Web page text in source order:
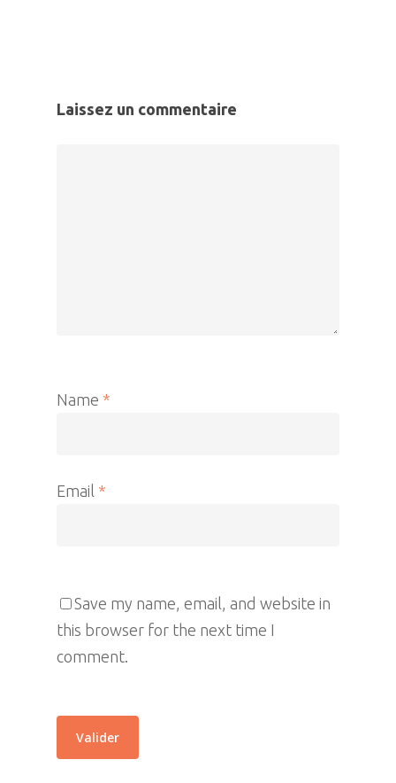
Laissez un commentaire
Name *
Email *
Save my name, email, and website in
this browser for the next time I
comment.